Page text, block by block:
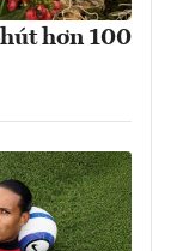
hơn 100